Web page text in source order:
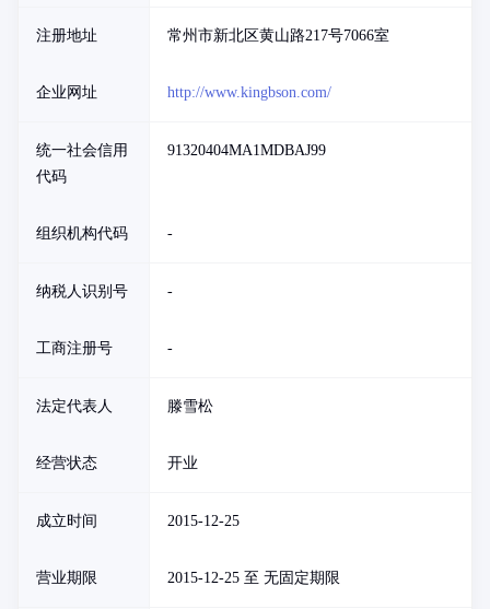
注册地址 常州市新北区黄山路217号7066室
企业网址 http://www.kingbson.com/
统一社会信用
代码
91320404MA1MDBAJ99
组织机构代码 -
纳税人识别号 -
工商注册号 -
法定代表人 滕雪松
经营状态 开业
成立时间 2015-12-25
营业期限 2015-12-25 至 无固定期限